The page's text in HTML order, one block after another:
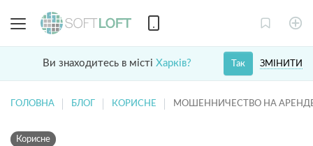
Ви знаходитесь в місті Харків? ЗМІНИТИ
Так
ГОЛОВНА БЛОГ КОРИСНЕ МОШЕННИЧЕСТВО НА
Корисне